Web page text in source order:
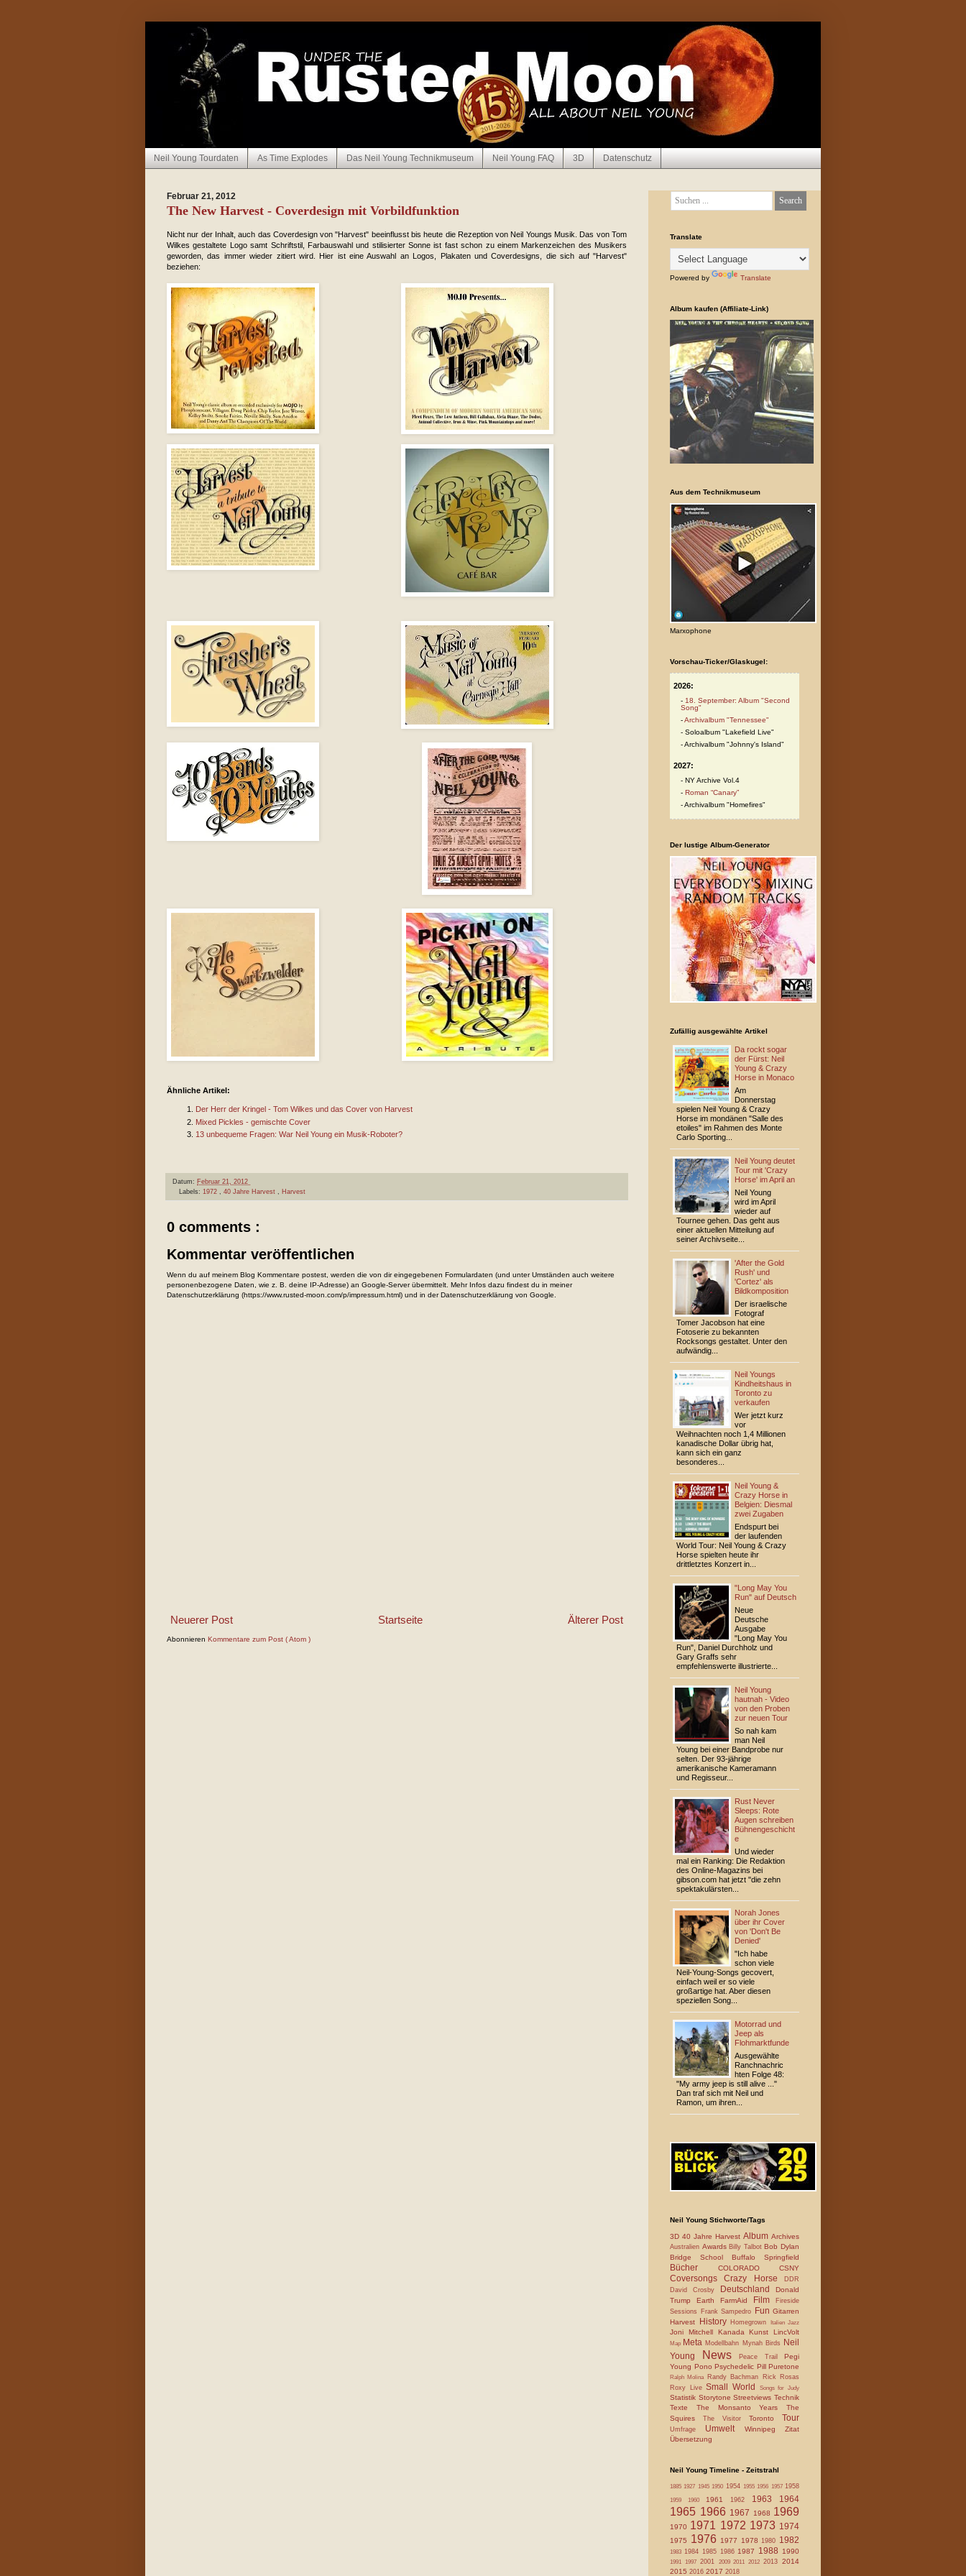
Neil Young Tourdaten As Time Explodes Das Neil Young Technikmuseum Neil Young FAQ 3D Datenschutz
Februar 21, 2012
The New Harvest - Coverdesign mit Vorbildfunktion
Nicht nur der Inhalt, auch das Coverdesign von "Harvest" beeinflusst bis heute die Rezeption von Neil Youngs Musik. Das von Tom
Wilkes gestaltete Logo samt Schriftstil, Farbauswahl und stilisierter Sonne ist fast schon zu einem Markenzeichen des Musikers
geworden, das immer wieder zitiert wird. Hier ist eine Auswahl an Logos, Plakaten und Coverdesigns, die sich auf "Harvest"
beziehen:
Ähnliche Artikel:
Der Herr der Kringel - Tom Wilkes und das Cover von Harvest
Mixed Pickles - gemischte Cover
13 unbequeme Fragen: War Neil Young ein Musik-Roboter?
Datum: Februar 21, 2012
Labels: 1972 , 40 Jahre Harvest , Harvest
0 comments :
Kommentar veröffentlichen
Wenn du auf meinem Blog Kommentare postest, werden die von dir eingegebenen Formulardaten (und unter Umständen auch weitere
personenbezogene Daten, wie z. B. deine IP-Adresse) an Google-Server übermittelt. Mehr Infos dazu findest du in meiner
Datenschutzerklärung (https://www.rusted-moon.com/p/impressum.html) und in der Datenschutzerklärung von Google.
Neuerer Post Älterer Post
Startseite
Abonnieren Kommentare zum Post ( Atom )
Translate
Powered by Translate
Album kaufen (Affiliate-Link)
Aus dem Technikmuseum
Marxophone
Vorschau-Ticker/Glaskugel:
2026:
18. September: Album "Second
Song"
Archivalbum "Tennessee"
Soloalbum "Lakefield Live"
Archivalbum "Johnny's Island"
2027:
NY Archive Vol.4
Roman “Canary”
Archivalbum "Homefires"
Der lustige Album-Generator
Zufällig ausgewählte Artikel
Da rockt sogar
der Fürst: Neil
Young & Crazy
Horse in Monaco
Am
Donnerstag
spielen Neil Young & Crazy
Horse im mondänen "Salle des
etoiles" im Rahmen des Monte
Carlo Sporting...
Neil Young deutet
Tour mit 'Crazy
Horse' im April an
Neil Young
wird im April
wieder auf
Tournee gehen. Das geht aus
einer aktuellen Mitteilung auf
seiner Archivseite...
'After the Gold
Rush' und
'Cortez' als
Bildkomposition
Der israelische
Fotograf
Tomer Jacobson hat eine
Fotoserie zu bekannten
Rocksongs gestaltet. Unter den
aufwändig...
Neil Youngs
Kindheitshaus in
Toronto zu
verkaufen
Wer jetzt kurz
vor
Weihnachten noch 1,4 Millionen
kanadische Dollar übrig hat,
kann sich ein ganz
besonderes...
Neil Young &
Crazy Horse in
Belgien: Diesmal
zwei Zugaben
Endspurt bei
der laufenden
World Tour: Neil Young & Crazy
Horse spielten heute ihr
drittletztes Konzert in...
"Long May You
Run" auf Deutsch
Neue
Deutsche
Ausgabe
"Long May You
Run", Daniel Durchholz und
Gary Graffs sehr
empfehlenswerte illustrierte...
Neil Young
hautnah - Video
von den Proben
zur neuen Tour
So nah kam
man Neil
Young bei einer Bandprobe nur
selten. Der 93-jährige
amerikanische Kameramann
und Regisseur...
Rust Never
Sleeps: Rote
Augen schreiben
Bühnengeschicht
e
Und wieder
mal ein Ranking: Die Redaktion
des Online-Magazins bei
gibson.com hat jetzt "die zehn
spektakulärsten...
Norah Jones
über ihr Cover
von 'Don't Be
Denied'
"Ich habe
schon viele
Neil-Young-Songs gecovert,
einfach weil er so viele
großartige hat. Aber diesen
speziellen Song...
Motorrad und
Jeep als
Flohmarktfunde
Ausgewählte
Ranchnachric
hten Folge 48:
"My army jeep is still alive ..."
Dan traf sich mit Neil und
Ramon, um ihren...
Neil Young Stichworte/Tags
3D 40 Jahre Harvest Album Archives
Australien Awards Billy Talbot Bob Dylan
Bridge School Buffalo Springfield
Bücher COLORADO CSNY
CoversongsCrazy HorseDDR
David Crosby
Deutschland
Donald
Trump Earth FarmAid Film
Fireside
Sessions
Frank Sampedro Fun Gitarren
Harvest
History Homegrown Italien Jazz
Joni Mitchell Kanada Kunst LincVolt
Map MetaModellbahn Mynah Birds
Neil
Young
News Peace Trail Pegi
Young Pono Psychedelic Pill Puretone
Ralph Molina Randy Bachman
Rick Rosas
Roxy LiveSmall World Songs for Judy
Statistik StorytoneStreetviewsTechnik
Texte The Monsanto Years The
Squires The Visitor Toronto Tour
Umfrage Umwelt WinnipegZitat
Übersetzung
Neil Young Timeline - Zeitstrahl
18851927 19451950 1954 19551956 1957 1958
1959 1960 1961 1962 1963 1964
1965 1966 1967 1968 1969
1970 1971 1972 1973 1974
1975 1976 1977 19781980 1982
1983 1984 1985 19861987 19881990
1991 1997 2001 20092011201220132014
2015 2016 2017 2018